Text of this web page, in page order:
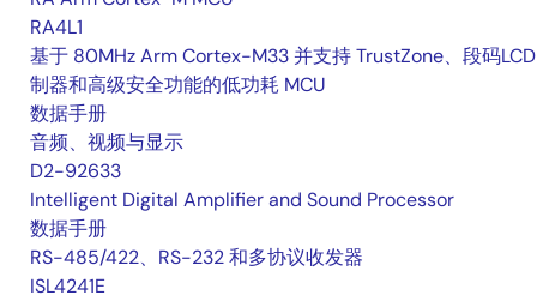
RA4L1
基于 80MHz Arm Cortex-M33 并支持 TrustZone、段码
制器和高级安全功能的低功耗 MCU
数据手册
音频、视频与显示
D2-92633
Intelligent Digital Amplifier and Sound Processor
数据手册
RS-485/422、RS-232 和多协议收发器
ISL4241E